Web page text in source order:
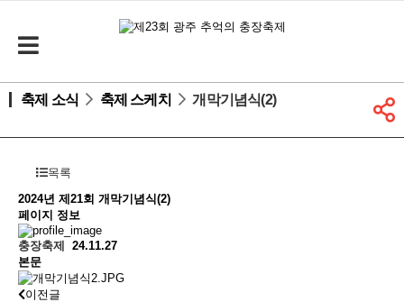
축제 소식 축제 스케치 개막기념식(2)
목록
2024년 제21회 개막기념식(2)
페이지 정보
충장축제
24.11.27
본문
이전글